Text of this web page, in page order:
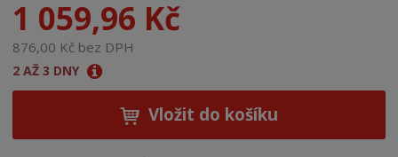
1 059,96 Kč
876,00 Kč bez DPH
2 AŽ 3 DNY
Vložit do košíku